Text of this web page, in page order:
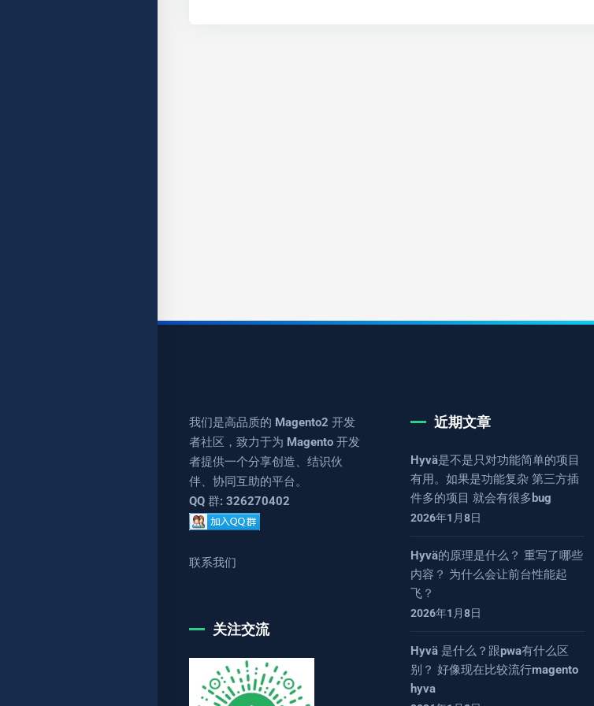
我们是高品质的 Magento2 开发
者社区，致力于为 Magento 开发
者提供一个分享创造、结识伙
伴、协同互助的平台。
QQ 群: 326270402
联系我们
关注交流
近期文章
Hyvä是不是只对功能简单的项目
有用。如果是功能复杂 第三方插
件多的项目 就会有很多bug
2026年1月8日
Hyvä的原理是什么？ 重写了哪些
内容？ 为什么会让前台性能起
飞？
2026年1月8日
Hyvä 是什么？跟pwa有什么区
别？ 好像现在比较流行magento
hyva